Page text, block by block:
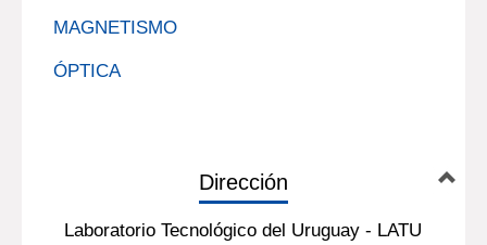
MAGNETISMO
ÓPTICA
Dirección
Laboratorio Tecnológico del Uruguay - LATU